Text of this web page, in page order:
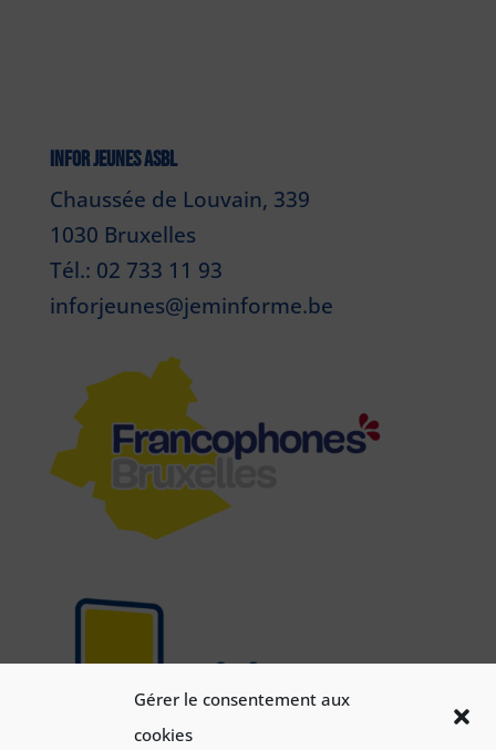
Gérer le consentement aux
cookies
INFOR JEUNES ASBL
Chaussée de Louvain, 339
1030 Bruxelles
Tél.: 02 733 11 93
inforjeunes@jeminforme.be